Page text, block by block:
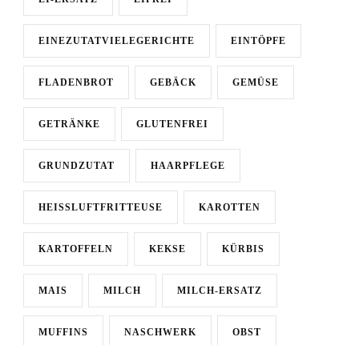
EINEZUTATVIELEGERICHTE EINTÖPFE
FLADENBROT GEBÄCK GEMÜSE
GETRÄNKE GLUTENFREI
GRUNDZUTAT HAARPFLEGE
HEISSLUFTFRITTEUSE KAROTTEN
KARTOFFELN KEKSE KÜRBIS
MAIS MILCH MILCH-ERSATZ
MUFFINS NASCHWERK OBST